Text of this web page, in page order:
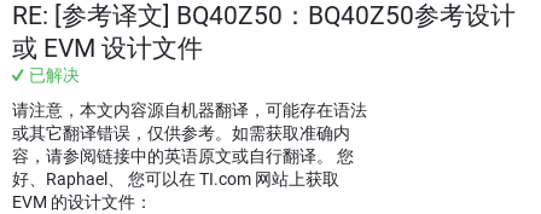
RE: [参考译文] BQ40Z50：BQ40Z50参考设计
或 EVM 设计文件
已解决
请注意，本文内容源自机器翻译，可能存在语法
或其它翻译错误，仅供参考。如需获取准确内
容，请参阅链接中的英语原文或自行翻译。 您
好、Raphael、 您可以在 TI.com 网站上获取
EVM 的设计文件：